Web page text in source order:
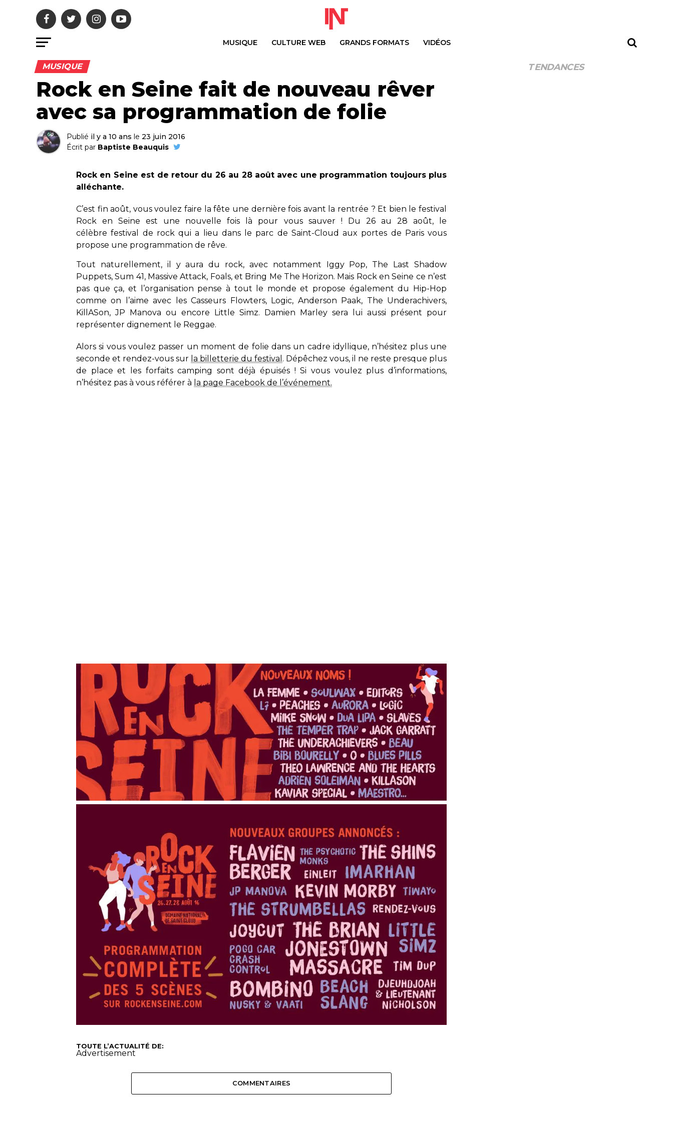
MUSIQUE CULTURE WEB GRANDS FORMATS VIDÉOS
MUSIQUE
Rock en Seine fait de nouveau rêver
avec sa programmation de folie
Publié il y a 10 ans le 23 juin 2016
Écrit par Baptiste Beauquis
Rock en Seine est de retour du 26 au 28 août avec une programmation toujours plus
alléchante.
C’est fin août, vous voulez faire la fête une dernière fois avant la rentrée ? Et bien le festival
Rock en Seine est une nouvelle fois là pour vous sauver ! Du 26 au 28 août, le
célèbre festival de rock qui a lieu dans le parc de Saint-Cloud aux portes de Paris vous
propose une programmation de rêve.
Tout naturellement, il y aura du rock, avec notamment Iggy Pop, The Last Shadow
Puppets, Sum 41, Massive Attack, Foals, et Bring Me The Horizon. Mais Rock en Seine ce n’est
pas que ça, et l’organisation pense à tout le monde et propose également du Hip-Hop
comme on l’aime avec les Casseurs Flowters, Logic, Anderson Paak, The Underachivers,
KillASon, JP Manova ou encore Little Simz. Damien Marley sera lui aussi présent pour
représenter dignement le Reggae.
Alors si vous voulez passer un moment de folie dans un cadre idyllique, n’hésitez plus une
seconde et rendez-vous sur la billetterie du festival . Dépêchez vous, il ne reste presque plus
de place et les forfaits camping sont déjà épuisés ! Si vous voulez plus d’informations,
n’hésitez pas à vous référer à la page Facebook de l’événement.
TOUTE L’ACTUALITÉ DE:
Advertisement
COMMENTAIRES
TENDANCES